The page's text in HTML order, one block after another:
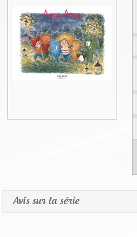
Avis sur la série